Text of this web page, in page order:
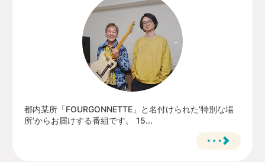
都内某所「FOURGONNETTE」と名付けられた’特別な場
所’からお届けする番組です。 15...